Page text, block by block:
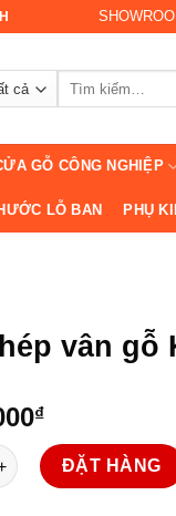
GỖ CÔNG NGHIỆP
LỖ BAN PHỤ
vân gỗ
₫
gỗ KG-21.06.K-2TK
ĐẶT HÀNG